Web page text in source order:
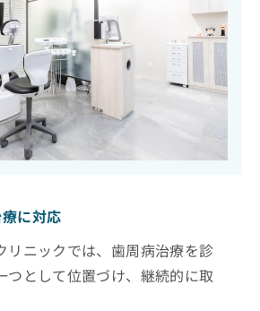
に対応
リニックでは、歯周病治療を診
つとして位置づけ、継続的に取